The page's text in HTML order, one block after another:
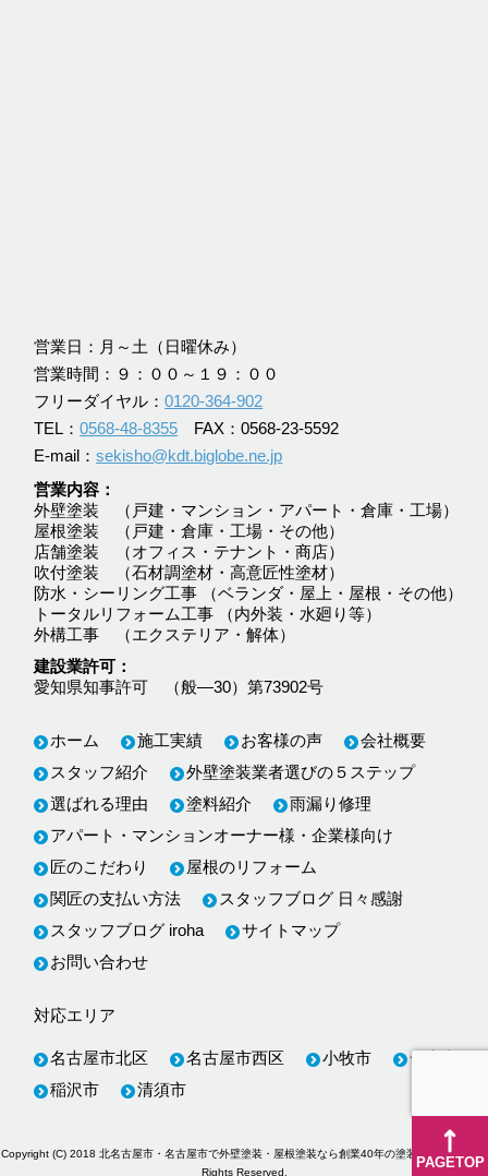
営業日：月～土（日曜休み）
営業時間：９：００～１９：００
フリーダイヤル：0120-364-902
TEL：0568-48-8355 FAX：0568-23-5592
E-mail：sekisho@kdt.biglobe.ne.jp
営業内容
外壁塗装 （戸建・マンション・アパート・倉庫・工場）
屋根塗装 （戸建・倉庫・工場・その他）
店舗塗装 （オフィス・テナント・商店）
吹付塗装 （石材調塗材・高意匠性塗材）
防水・シーリング工事 （ベランダ・屋上・屋根・その他）
トータルリフォーム工事 （内外装・水廻り等）
外構工事 （エクステリア・解体）
建設業許可
愛知県知事許可 （般―30）第73902号
ホーム 施工実績 お客様の声
会社概要
スタッフ紹介
外壁塗装業者選びの５ステップ
選ばれる理由
塗料紹介
雨漏り修理
アパート・マンションオーナー様・企業様向け
匠のこだわり
屋根のリフォーム
関匠の支払い方法
スタッフブログ 日々感謝
スタッフブログ iroha
サイトマップ
お問い合わせ
対応エリア
名古屋市北区 名古屋市西区 小牧市
一宮市
稲沢市
清須市
Copyright (C) 2018 北名古屋市・名古屋市で外壁塗装・屋根塗装なら創業40年の塗装専門店関匠
Rights Reserved.
PAGETOP